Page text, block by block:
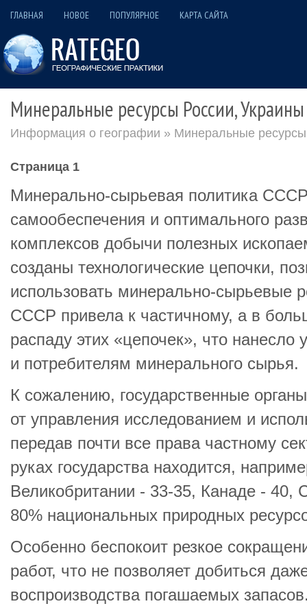
ГЛАВНАЯ НОВОЕ ПОПУЛЯРНОЕ КАРТА САЙТА
Минеральные ресурсы России,
Информация о географии » Минеральные
Страница 1
Минерально-сырьевая политика
самообеспечения и оптимального
комплексов добычи полезных
созданы технологические цепочки,
использовать минерально-сырьевые
СССР привела к частичному, а в
распаду этих «цепочек», что
и потребителям минерального сырья.
К сожалению, государственные
от управления исследованием и
передав почти все права частному
руках государства находится,
Великобритании - 33-35, Канаде -
80% национальных природных
Особенно беспокоит резкое
работ, что не позволяет добиться
воспроизводства погашаемых